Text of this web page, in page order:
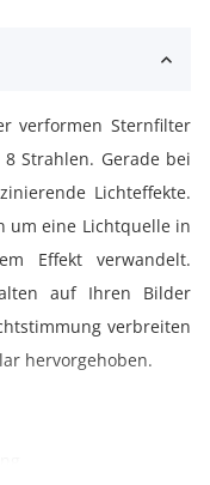
verformen Sternfilter
Strahlen. Gerade bei
Lichteffekte.
um eine Lichtquelle in
Effekt verwandelt.
auf Ihren Bilder
verbreiten
hervorgehoben.